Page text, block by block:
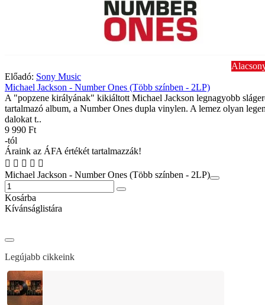
Előadó: Sony Music
Michael Jackson - Number Ones (Több színben - 2LP)
A "popzene királyának" kikiáltott Michael Jackson legnagyobb
tartalmazó album, a Number Ones dupla vinylen. A lemez olyan
dalokat t..
9 990 Ft
-tól
Áraink az ÁFA értékét tartalmazzák!
Michael Jackson - Number Ones (Több színben - 2LP)
Kosárba
Kívánságlistára
Legújabb cikkeink